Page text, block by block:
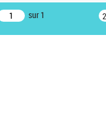
sur 1